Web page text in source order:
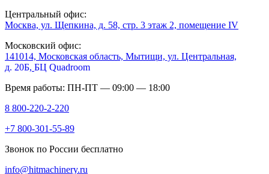
Центральный офис:
Москва, ул. Щепкина, д. 58, стр. 3 этаж 2, помещение IV
Московский офис:
141014, Московская область, Мытищи, ул. Центральная,
д. 20Б, БЦ Quadroom
Время работы: ПН-ПТ — 09:00 — 18:00
8 800-220-2-220
+7 800-301-55-89
Звонок по России бесплатно
info@hitmachinery.ru